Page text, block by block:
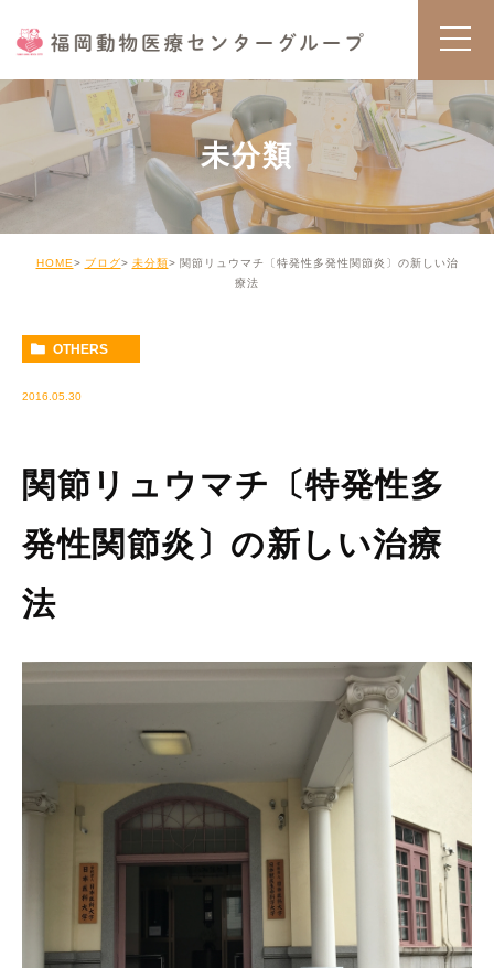
未分類
HOME ブログ 未分類
関節リュウマチ〔特発性多発性関節炎〕の新しい治
療法
OTHERS
2016.05.30
関節リュウマチ〔特発性多
発性関節炎〕の新しい治療
法